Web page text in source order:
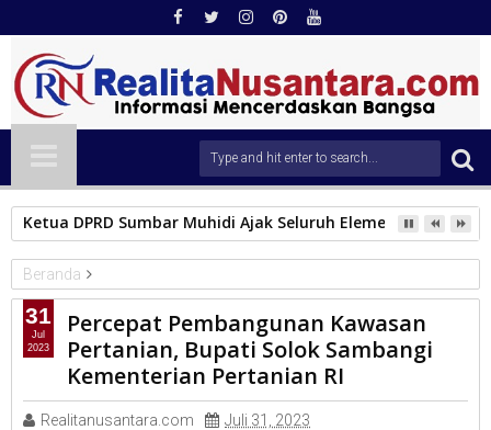
Ketua DPRD Sumbar Muhidi Ajak Seluruh Elemen
Beranda
KAB.SOLOK
Percepat Pembangunan Kawasan Pertanian, Bupati Solok
Sambangi Kementerian Pertanian RI
Percepat Pembangunan Kawasan
Pertanian, Bupati Solok Sambangi
Kementerian Pertanian RI
Realitanusantara.com
Juli 31, 2023
31
Jul
2023